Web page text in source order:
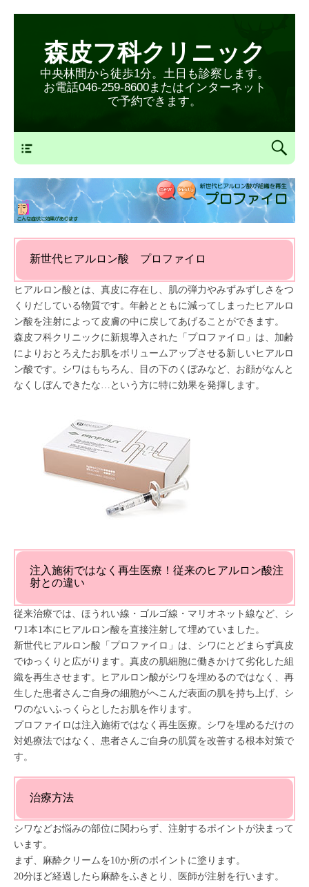
森皮フ科クリニック
中央林間から徒歩1分。土日も診察します。
お電話046-259-8600またはインターネット
で予約できます。
新世代ヒアルロン酸 プロファイロ
ヒアルロン酸とは、真皮に存在し、肌の弾力やみずみずしさをつ
くりだしている物質です。年齢とともに減ってしまったヒアルロ
ン酸を注射によって皮膚の中に戻してあげることができます。
森皮フ科クリニックに新規導入された「プロファイロ」は、加齢
によりおとろえたお肌をボリュームアップさせる新しいヒアルロ
ン酸です。シワはもちろん、目の下のくぼみなど、お顔がなんと
なくしぼんできたな…という方に特に効果を発揮します。
注入施術ではなく再生医療！従来のヒアルロン酸注
射との違い
従来治療では、ほうれい線・ゴルゴ線・マリオネット線など、シ
ワ1本1本にヒアルロン酸を直接注射して埋めていました。
新世代ヒアルロン酸「プロファイロ」は、シワにとどまらず真皮
でゆっくりと広がります。真皮の肌細胞に働きかけて劣化した組
織を再生させます。ヒアルロン酸がシワを埋めるのではなく、再
生した患者さんご自身の細胞がへこんだ表面の肌を持ち上げ、シ
ワのないふっくらとしたお肌を作ります。
プロファイロは注入施術ではなく再生医療。シワを埋めるだけの
対処療法ではなく、患者さんご自身の肌質を改善する根本対策で
す。
治療方法
シワなどお悩みの部位に関わらず、注射するポイントが決まって
います。
まず、麻酔クリームを10か所のポイントに塗ります。
20分ほど経過したら麻酔をふきとり、医師が注射を行います。